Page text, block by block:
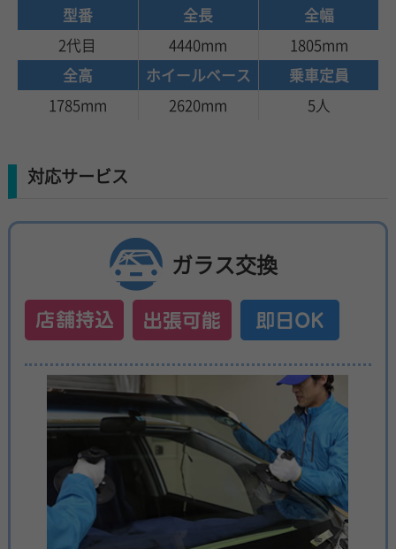
型番
2代目
全長
4440mm
全幅
1805mm
全高
1785mm
ホイールベース
2620mm
乗車定員
5人
対応サービス
ガラス交換